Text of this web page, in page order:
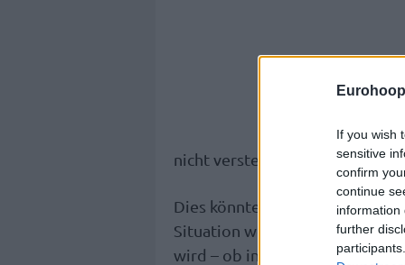
If you wish
sensitive
confirm
continue
information
further
nicht versteht.
Dies könnte ein verzweifelter
Situation weiterhin
wird – ob in diesem Sommer